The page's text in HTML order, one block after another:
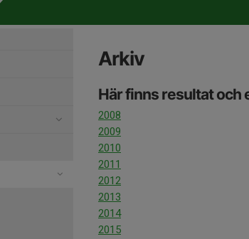
Arkiv
Här finns resultat och
2008
2009
2010
2011
2012
2013
2014
2015